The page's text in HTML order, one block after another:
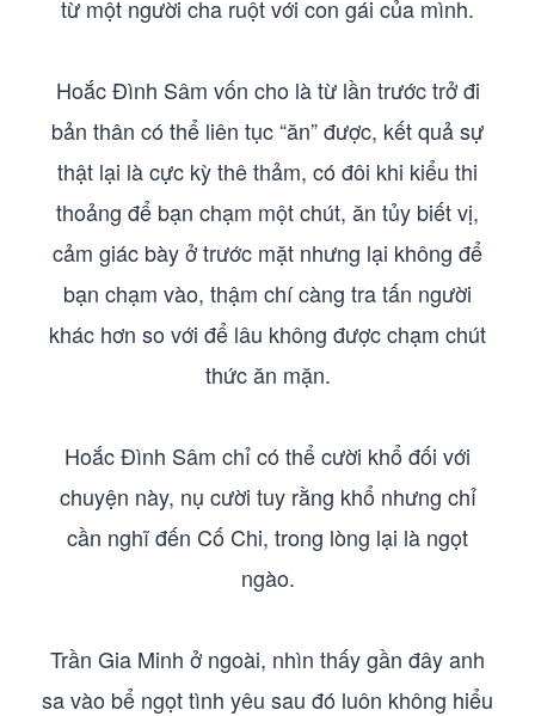
từ một người cha ruột với con gái của mình.
Hoắc Đình Sâm vốn cho là từ lần trước trở đi
bản thân có thể liên tục “ăn” được, kết quả sự
thật lại là cực kỳ thê thảm, có đôi khi kiểu thi
thoảng để bạn chạm một chút, ăn tủy biết vị,
cảm giác bày ở trước mặt nhưng lại không để
bạn chạm vào, thậm chí càng tra tấn người
khác hơn so với để lâu không được chạm chút
thức ăn mặn.
Hoắc Đình Sâm chỉ có thể cười khổ đối với
chuyện này, nụ cười tuy rằng khổ nhưng chỉ
cần nghĩ đến Cố Chi, trong lòng lại là ngọt
ngào.
Trần Gia Minh ở ngoài, nhìn thấy gần đây anh
sa vào bể ngọt tình yêu sau đó luôn không hiểu